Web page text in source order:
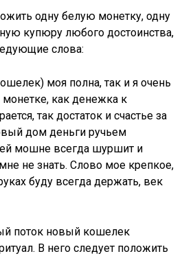
одну белую монетку, одну
купюру любого достоинства,
слова:
моя полна, так и я очень
как денежка к
так достаток и счастье за
дом деньги ручьем
мошне всегда шуршит и
не знать. Слово мое крепкое,
буду всегда держать, век
поток новый кошелек
В него следует положить